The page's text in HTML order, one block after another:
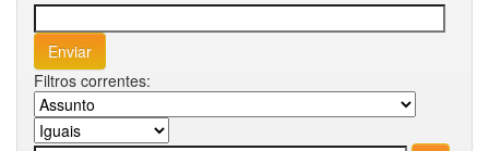
Filtros correntes: